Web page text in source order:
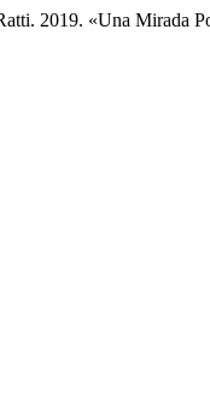
2019. «Una Mirada